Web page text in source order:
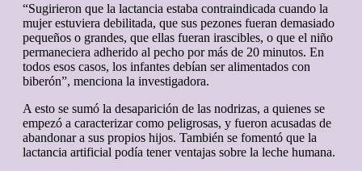
“Sugirieron que la lactancia estaba contraindicada cuando la
mujer estuviera debilitada, que sus pezones fueran demasiado
pequeños o grandes, que ellas fueran irascibles, o que el niño
permaneciera adherido al pecho por más de 20 minutos. En
todos esos casos, los infantes debían ser alimentados con
biberón”, menciona la investigadora.
A esto se sumó la desaparición de las nodrizas, a quienes se
empezó a caracterizar como peligrosas, y fueron acusadas de
abandonar a sus propios hijos. También se fomentó que la
lactancia artificial podía tener ventajas sobre la leche humana.